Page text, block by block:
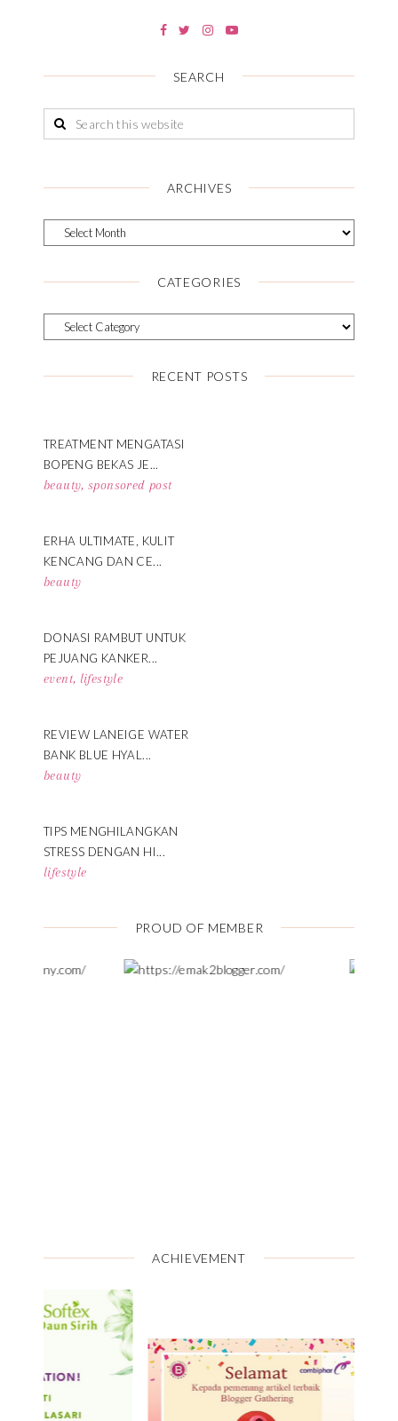
SEARCH
ARCHIVES
CATEGORIES
RECENT POSTS
TREATMENT MENGATASI
BOPENG BEKAS JE...
beauty, sponsored post
ERHA ULTIMATE, KULIT
KENCANG DAN CE...
beauty
DONASI RAMBUT UNTUK
PEJUANG KANKER...
event, lifestyle
REVIEW LANEIGE WATER
BANK BLUE HYAL...
beauty
TIPS MENGHILANGKAN
STRESS DENGAN HI...
lifestyle
PROUD OF MEMBER
ACHIEVEMENT